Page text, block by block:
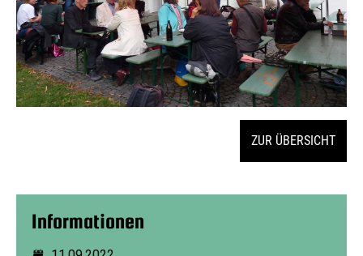
ZUR ÜBERSICHT
Informationen